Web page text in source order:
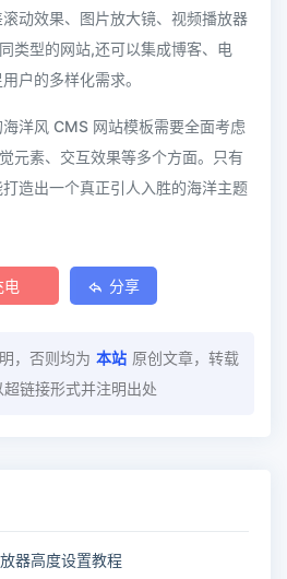
动效果、图片放大镜、视频播放器
类型的网站,还可以集成博客、电
户的多样化需求。
洋风 CMS 网站模板需要全面考虑
元素、交互效果等多个方面。只有
造出一个真正引人入胜的海洋主题
电 分享
，否则均为 本站 原创文章，转载
超链接形式并注明出处
器高度设置教程